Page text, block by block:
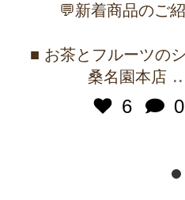
💬新着商品のご紹
■ お茶とフルーツの
桑名園本店
6
0